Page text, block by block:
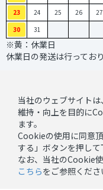
当社のウェブサイト
維持・向上を目的に
ます。
Cookieの使用に同意
する」ボタンを押して
なお、当社のCookie
こちらをご参照くださ
23
24 25 26 27
30
31
※黄：休業日
休業日の発送は行ってお
お問い合わ
キ